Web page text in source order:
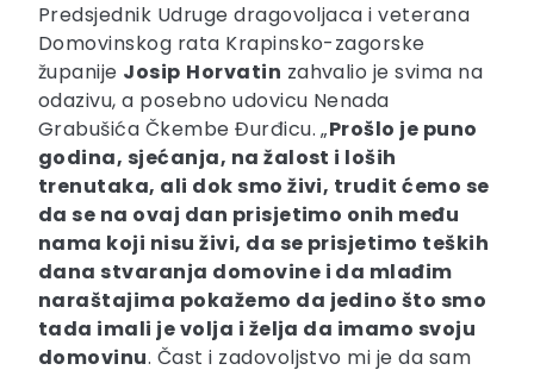
Predsjednik Udruge dragovoljaca i veterana
Domovinskog rata Krapinsko-zagorske
županije Josip Horvatin zahvalio je svima na
odazivu, a posebno udovicu Nenada
Grabušića Čkembe Đurđicu. „Prošlo je puno
godina, sjećanja, na žalost i loših
trenutaka, ali dok smo živi, trudit ćemo se
da se na ovaj dan prisjetimo onih među
nama koji nisu živi, da se prisjetimo teških
dana stvaranja domovine i da mlađim
naraštajima pokažemo da jedino što smo
tada imali je volja i želja da imamo svoju
domovinu. Čast i zadovoljstvo mi je da sam